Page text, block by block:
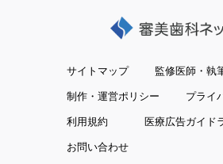
サイトマップ
監修医師・執
制作・運営ポリシー
プライ
利用規約
医療広告ガイド
お問い合わせ